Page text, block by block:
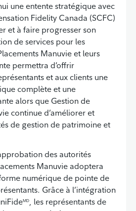
une entente stratégique avec
Fidelity Canada (SCFC)
et à faire progresser son
de services pour les
Manuvie et leurs
permettra d’offrir
et aux clients une
complète et une
alors que Gestion de
continue d’améliorer et
de gestion de patrimoine et
des autorités
Manuvie adoptera
numérique de pointe de
Grâce à l’intégration
MD, les représentants de